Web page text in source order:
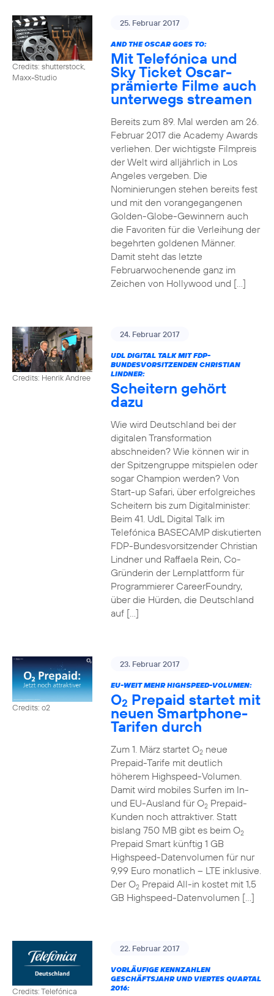
Credits: shutterstock,
Maxx-Studio
25. Februar 2017
AND THE OSCAR GOES TO:
Mit Telefónica und
Sky Ticket Oscar-
prämierte Filme auch
unterwegs streamen
Bereits zum 89. Mal werden am 26.
Februar 2017 die Academy Awards
verliehen. Der wichtigste Filmpreis
der Welt wird alljährlich in Los
Angeles vergeben. Die
Nominierungen stehen bereits fest
und mit den vorangegangenen
Golden-Globe-Gewinnern auch
die Favoriten für die Verleihung der
begehrten goldenen Männer.
Damit steht das letzte
Februarwochenende ganz im
Zeichen von Hollywood und […]
Credits: Henrik Andree
24. Februar 2017
UDL DIGITAL TALK MIT FDP-
BUNDESVORSITZENDEN CHRISTIAN
LINDNER:
Scheitern gehört
dazu
Wie wird Deutschland bei der
digitalen Transformation
abschneiden? Wie können wir in
der Spitzengruppe mitspielen oder
sogar Champion werden? Von
Start-up Safari, über erfolgreiches
Scheitern bis zum Digitalminister:
Beim 41. UdL Digital Talk im
Telefónica BASECAMP diskutierten
FDP-Bundesvorsitzender Christian
Lindner und Raffaela Rein, Co-
Gründerin der Lernplattform für
Programmierer CareerFoundry,
über die Hürden, die Deutschland
auf […]
Credits: o2
23. Februar 2017
EU-WEIT MEHR HIGHSPEED-VOLUMEN:
O2 Prepaid startet mit
neuen Smartphone-
Tarifen durch
Zum 1. März startet O2neue
Prepaid-Tarife mit deutlich
höherem Highspeed-Volumen.
Damit wird mobiles Surfen im In-
und EU-Ausland für O2Prepaid-
Kunden noch attraktiver. Statt
bislang 750 MB gibt es beim O2
Prepaid Smart künftig 1 GB
Highspeed-Datenvolumen für nur
9,99 Euro monatlich – LTE inklusive.
Der O2Prepaid All-in kostet mit 1,5
GB Highspeed-Datenvolumen […]
Credits: Telefónica
22. Februar 2017
VORLÄUFIGE KENNZAHLEN
GESCHÄFTSJAHR UND VIERTES QUARTAL
2016: